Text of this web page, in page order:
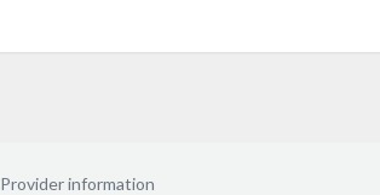
Provider information